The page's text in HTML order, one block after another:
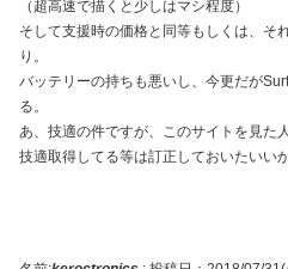
（超高速で描くと少しはマシ程度）
そして支援時の価格と同等もしくは、そ
り。
バッテリーの持ちも悪いし、今更だが
る。
あ、技適の件ですが、このサイトを見た
技適取得してる等は訂正しておいたいい